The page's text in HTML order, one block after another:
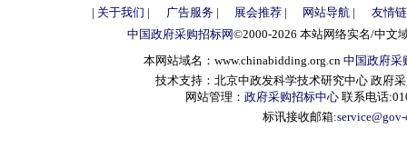
| 关于我们 | 广告服务| 展会推荐| 网站导航 |
友情
中国政府采购招标网©2000-2026 本站网络实名/中文
本网站域名：www.chinabidding.org.cn 中国政府采
技术支持：北京中政发科学技术研究中心 政府
网站管理： 政府采购招标中心 联系电话
标讯接收邮箱: